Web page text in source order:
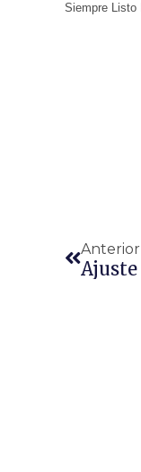
Siempre Listo
Anterior